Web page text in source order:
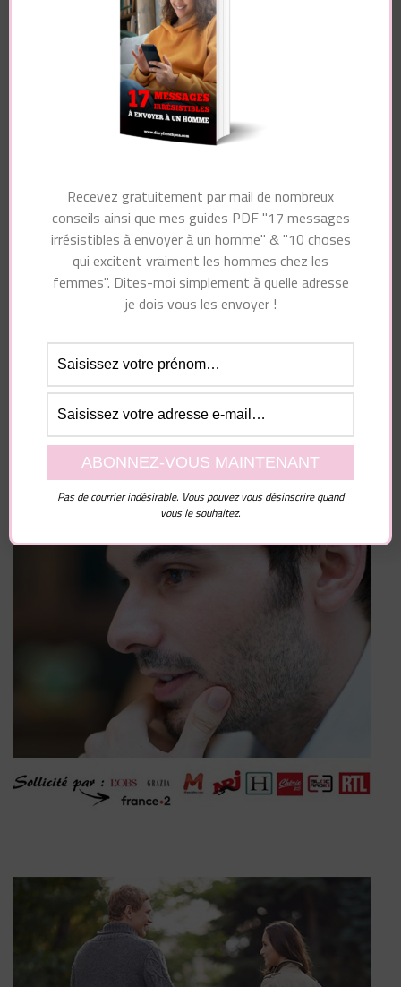
Enregistrer mon nom, mon e-mail et mon site dans
le navigateur pour mon prochain commentaire.
Recevez gratuitement par mail de nombreux
conseils ainsi que mes guides PDF "17 messages
irrésistibles à envoyer à un homme" & "10 choses
qui excitent vraiment les hommes chez les
femmes". Dites-moi simplement à quelle adresse
je dois vous les envoyer !
Pas de courrier indésirable. Vous pouvez vous désinscrire quand
vous le souhaitez.